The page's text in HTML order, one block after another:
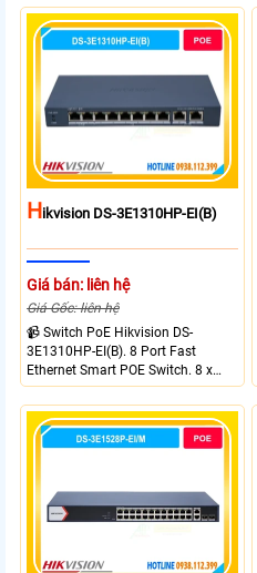
HIkvision DS-3E1310HP-EI(B)
Giá bán: liên hệ
Giá Gốc: liên hệ
📹 Switch PoE Hikvision DS-
3E1310HP-EI(B). 8 Port Fast
Ethernet Smart POE Switch. 8 x
10/100M PoE Ports, 2 x Gigabit
Uplink Ports.